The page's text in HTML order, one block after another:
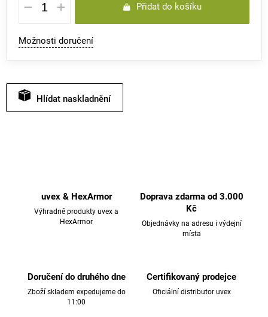
cena:
Přidat do košíku
Možnosti doručení
Hlídat
uvex & HexArmor
Výhradně produkty uvex a
HexArmor
Doprava zdarma od 3.000
Kč
Objednávky na adresu i výdejní
místa
Doručení do druhého dne
Zboží skladem expedujeme do
11:00
Certifikovaný prodejce
Oficiální distributor uvex